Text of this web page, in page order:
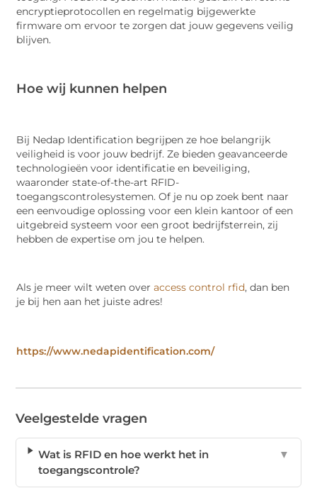
encryptieprotocollen en regelmatig bijgewerkte
firmware om ervoor te zorgen dat jouw gegevens veilig
blijven.
Hoe wij kunnen helpen
Bij Nedap Identification begrijpen ze hoe belangrijk
veiligheid is voor jouw bedrijf. Ze bieden geavanceerde
technologieën voor identificatie en beveiliging,
waaronder state-of-the-art RFID-
toegangscontrolesystemen. Of je nu op zoek bent naar
een eenvoudige oplossing voor een klein kantoor of een
uitgebreid systeem voor een groot bedrijfsterrein, zij
hebben de expertise om jou te helpen.
Als je meer wilt weten overaccess control rfid, dan ben
je bij hen aan het juiste adres!
https://www.nedapidentification.com/
Veelgestelde vragen
Wat is RFID en hoe werkt het in
toegangscontrole?
▼